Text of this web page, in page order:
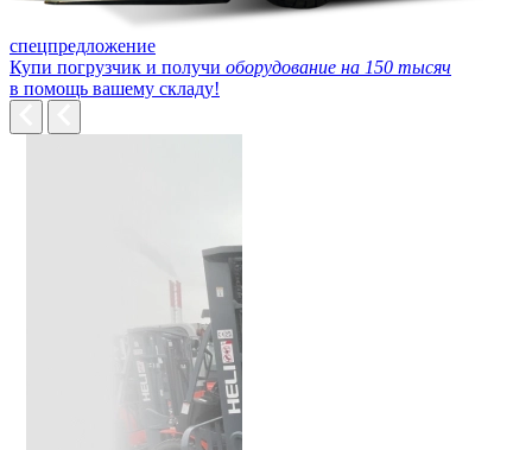
спецпредложение
Купи погрузчик и получи оборудование на 150 тысяч
в помощь вашему складу!